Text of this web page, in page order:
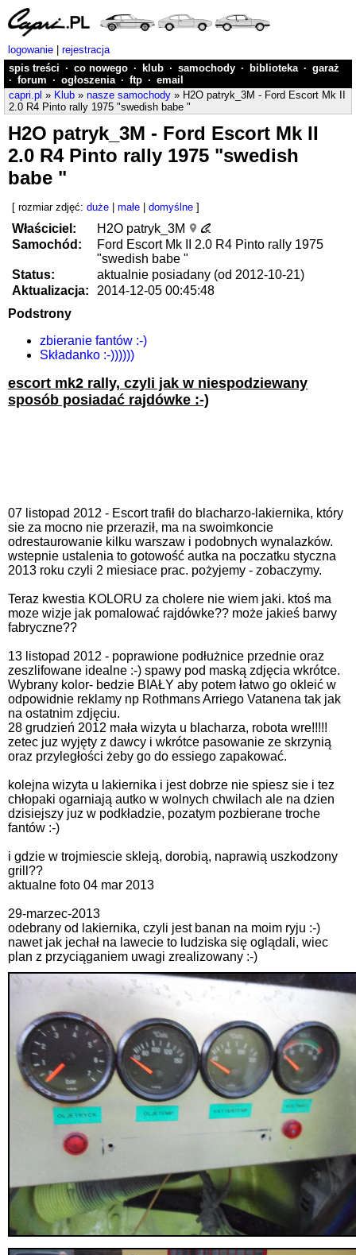
logowanie
rejestracja
spis treści · co nowego · klub · samochody · biblioteka · garaż
· forum · ogłoszenia · ftp · email
capri.pl » Klub » nasze samochody » H2O patryk_3M - Ford Escort Mk II
2.0 R4 Pinto rally 1975 "swedish babe "
H2O patryk_3M - Ford Escort Mk II
2.0 R4 Pinto rally 1975 "swedish
babe "
[ rozmiar zdjęć: duże małe domyślne ]
Właściciel:
H2O patryk_3M
Samochód:
Ford Escort Mk II 2.0 R4 Pinto rally 1975
"swedish babe "
Status:
aktualnie posiadany (od 2012-10-21)
Aktualizacja:
2014-12-05 00:45:48
Podstrony
zbieranie fantów :-)
Składanko :-))))))
escort mk2 rally, czyli jak w niespodziewany
sposób posiadać rajdówke :-)
07 listopad 2012 - Escort trafił do blacharzo-lakiernika, który
sie za mocno nie przeraził, ma na swoimkoncie
odrestaurowanie kilku warszaw i podobnych wynalazków.
wstepnie ustalenia to gotowość autka na poczatku styczna
2013 roku czyli 2 miesiace prac. pożyjemy - zobaczymy.
Teraz kwestia KOLORU za cholere nie wiem jaki. ktoś ma
moze wizje jak pomalować rajdówke?? może jakieś barwy
fabryczne??
13 listopad 2012 - poprawione podłużnice przednie oraz
zeszlifowane idealne :-) spawy pod maską zdjęcia wkrótce.
Wybrany kolor- bedzie BIAŁY aby potem łatwo go okleić w
odpowidnie reklamy np Rothmans Arriego Vatanena tak jak
na ostatnim zdjęciu.
28 grudzień 2012 mała wizyta u blacharza, robota wre!!!!!
zetec juz wyjęty z dawcy i wkrótce pasowanie ze skrzynią
oraz przyległości żeby go do essiego zapakować.
kolejna wizyta u lakiernika i jest dobrze nie spiesz sie i tez
chłopaki ogarniają autko w wolnych chwilach ale na dzien
dzisiejszy juz w podkładzie, pozatym pozbierane troche
fantów :-)
i gdzie w trojmiescie skleją, dorobią, naprawią uszkodzony
grill??
aktualne foto 04 mar 2013
29-marzec-2013
odebrany od lakiernika, czyli jest banan na moim ryju :-)
nawet jak jechał na lawecie to ludziska się oglądali, wiec
plan z przyciąganiem uwagi zrealizowany :-)